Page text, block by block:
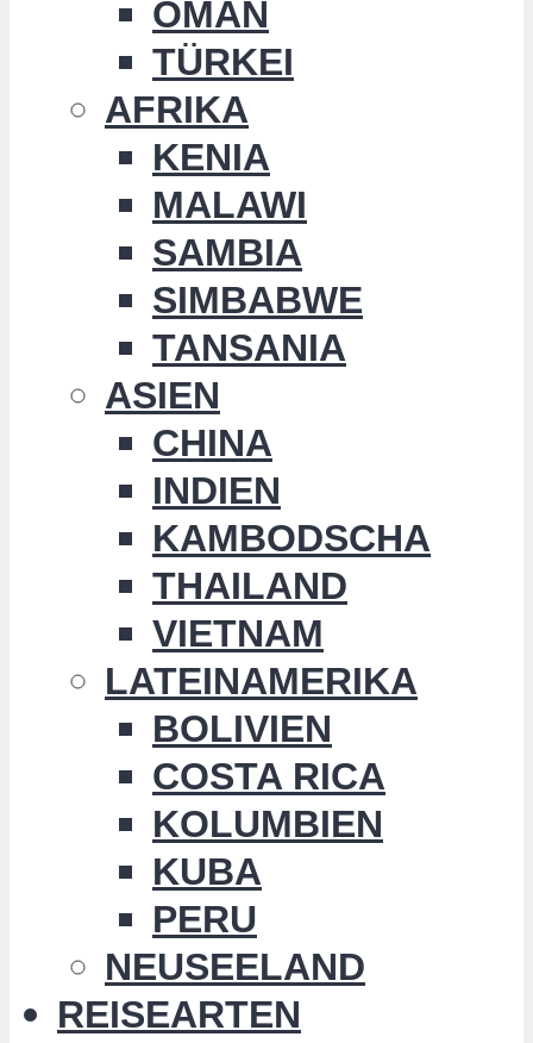
OMAN
TÜRKEI
AFRIKA
KENIA
MALAWI
SAMBIA
SIMBABWE
TANSANIA
ASIEN
CHINA
INDIEN
KAMBODSCHA
THAILAND
VIETNAM
LATEINAMERIKA
BOLIVIEN
COSTA RICA
KOLUMBIEN
KUBA
PERU
NEUSEELAND
REISEARTEN